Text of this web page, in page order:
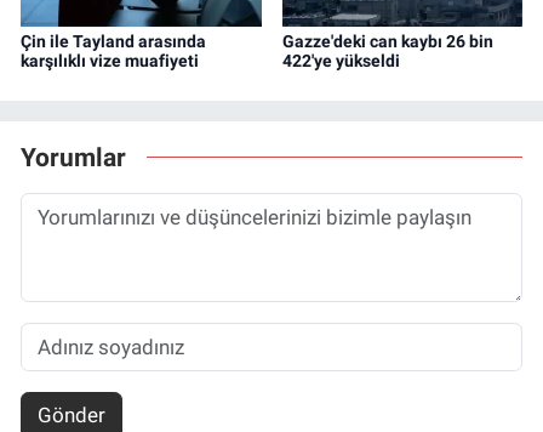
Çin ile Tayland arasında
karşılıklı vize muafiyeti
Gazze'deki can kaybı 26 bin
422'ye yükseldi
Yorumlar
Gönder